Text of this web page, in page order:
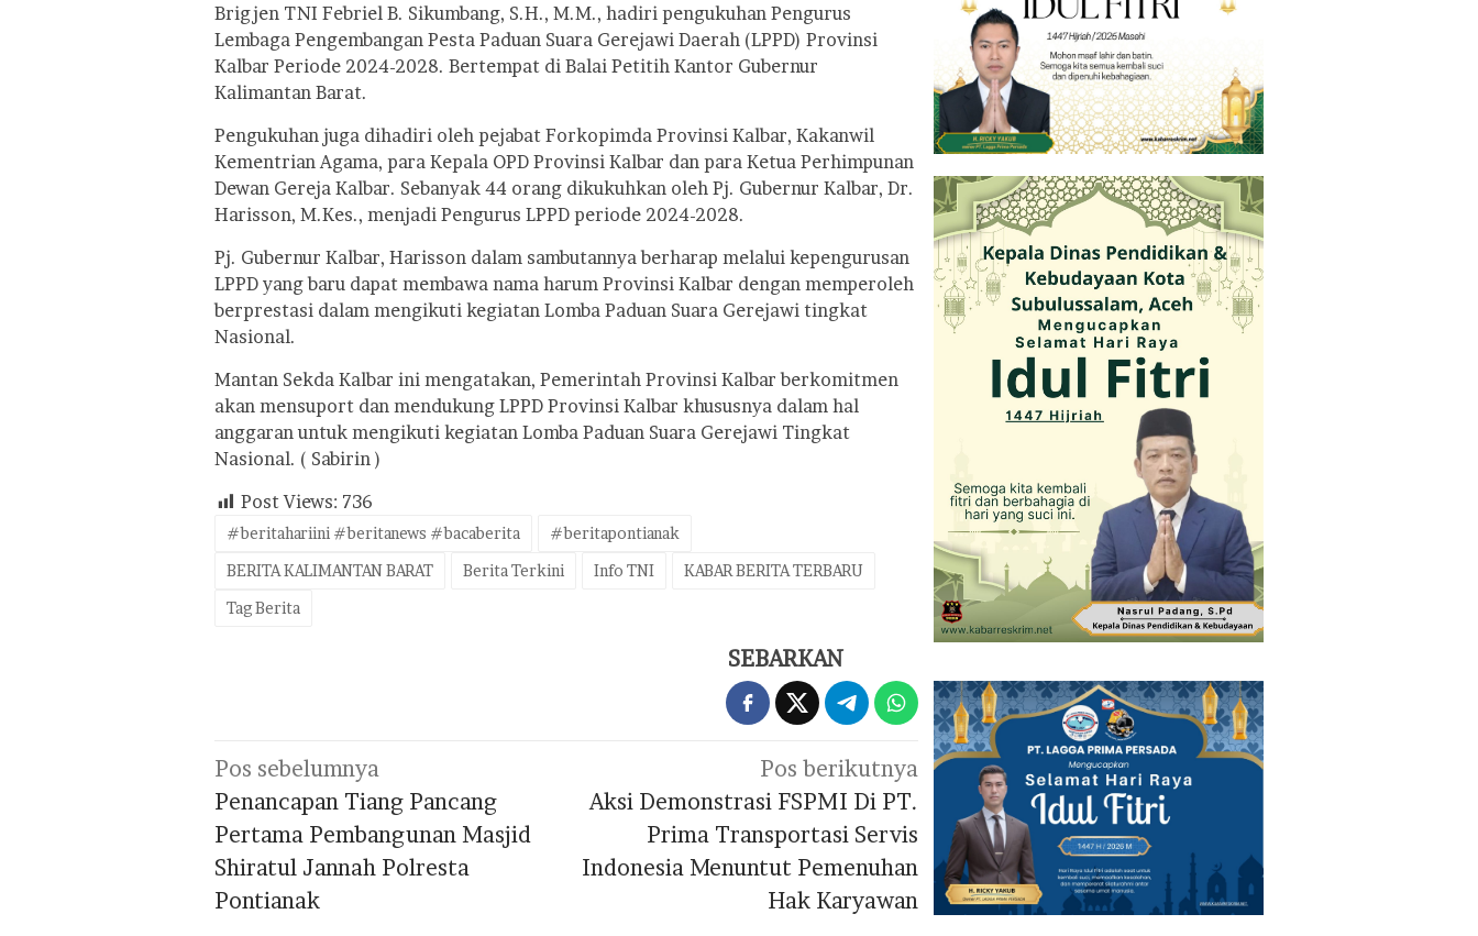
Brigjen TNI Febriel B. Sikumbang, S.H., M.M., hadiri pengukuhan Pengurus
Lembaga Pengembangan Pesta Paduan Suara Gerejawi Daerah (LPPD) Provinsi
Kalbar Periode 2024-2028. Bertempat di Balai Petitih Kantor Gubernur
Kalimantan Barat.
Pengukuhan juga dihadiri oleh pejabat Forkopimda Provinsi Kalbar, Kakanwil
Kementrian Agama, para Kepala OPD Provinsi Kalbar dan para Ketua Perhimpunan
Dewan Gereja Kalbar. Sebanyak 44 orang dikukuhkan oleh Pj. Gubernur Kalbar, Dr.
Harisson, M.Kes., menjadi Pengurus LPPD periode 2024-2028.
Pj. Gubernur Kalbar, Harisson dalam sambutannya berharap melalui kepengurusan
LPPD yang baru dapat membawa nama harum Provinsi Kalbar dengan memperoleh
berprestasi dalam mengikuti kegiatan Lomba Paduan Suara Gerejawi tingkat
Nasional.
Mantan Sekda Kalbar ini mengatakan, Pemerintah Provinsi Kalbar berkomitmen
akan mensuport dan mendukung LPPD Provinsi Kalbar khususnya dalam hal
anggaran untuk mengikuti kegiatan Lomba Paduan Suara Gerejawi Tingkat
Nasional. ( Sabirin )
Post Views: 736
#beritahariini #beritanews #bacaberita
#beritapontianak
BERITA KALIMANTAN BARAT
Berita Terkini Info TNI
KABAR BERITA TERBARU
Tag Berita
SEBARKAN
Navigasi
pos
Pos sebelumnya
Penancapan Tiang Pancang
Pertama Pembangunan Masjid
Shiratul Jannah Polresta
Pontianak
Pos berikutnya
Aksi Demonstrasi FSPMI Di PT.
Prima Transportasi Servis
Indonesia Menuntut Pemenuhan
Hak Karyawan